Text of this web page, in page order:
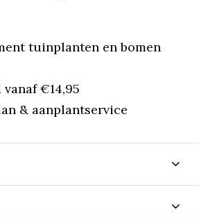
tuinplanten en bomen
€14,95
& aanplantservice